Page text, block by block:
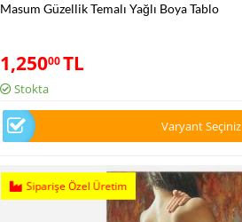
Masum Güzellik Temalı Yağlı Boya Tablo
1,25000 TL
Stokta
Varyant Seçiniz
Siparişe Özel Üretim